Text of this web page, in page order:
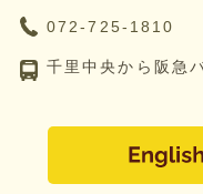
072-725-1810
千里中央から阪急